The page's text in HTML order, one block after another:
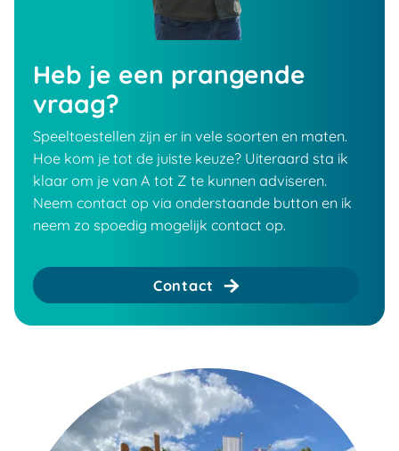
Heb je een prangende
vraag?
Speeltoestellen zijn er in vele soorten en maten.
Hoe kom je tot de juiste keuze? Uiteraard sta ik
klaar om je van A tot Z te kunnen adviseren.
Neem contact op via onderstaande button en ik
neem zo spoedig mogelijk contact op.
Contact